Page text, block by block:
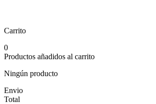
Carrito
0
Productos añadidos al carrito
Ningún producto
Envio
Total